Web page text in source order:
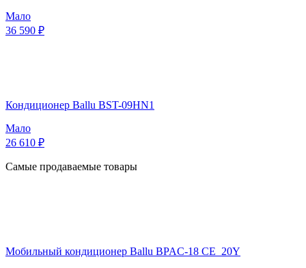
Мало
36 590 ₽
Кондиционер Ballu BST-09HN1
Мало
26 610 ₽
Самые продаваемые товары
Мобильный кондиционер Ballu BPAC-18 CE_20Y